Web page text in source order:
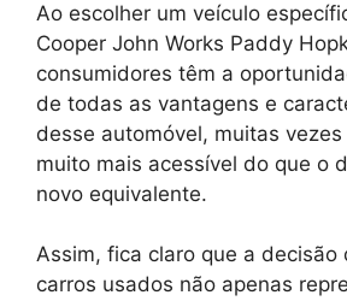
Ao escolher um veículo
Cooper John Works Paddy
consumidores têm a
de todas as vantagens e
desse automóvel, muitas
muito mais acessível do que o
novo equivalente.
Assim, fica claro que a decisão
carros usados não apenas